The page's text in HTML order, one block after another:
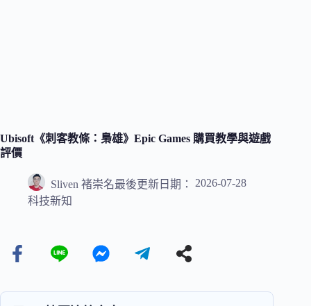
Ubisoft《刺客教條：梟雄》Epic Games 購買教學與遊戲
評價
Sliven 褚崇名最後更新日期：
2026-07-28
科技新知